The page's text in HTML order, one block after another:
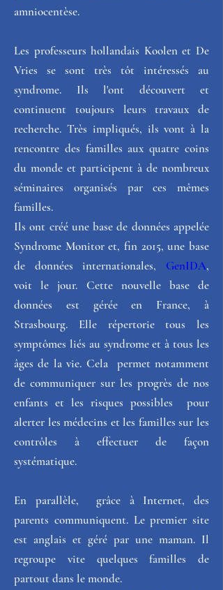
amniocentèse.
Les professeurs hollandais Koolen et De
Vries se sont très tôt intéressés au
syndrome. Ils l'ont découvert et
continuent toujours leurs travaux de
recherche. Très impliqués, ils vont à la
rencontre des familles aux quatre coins
du monde et participent à de nombreux
séminaires organisés par ces mêmes
familles.
Ils ont créé une base de données appelée
Syndrome Monitor et, fin 2015, une base
de données internationales, GenIDA,
voit le jour. Cette nouvelle base de
données est gérée en France, à
Strasbourg. Elle répertorie tous les
symptômes liés au syndrome et à tous les
âges de la vie. Cela  permet notamment
de communiquer sur les progrès de nos
enfants et les risques possibles  pour
alerter les médecins et les familles sur les
contrôles à effectuer de façon
systématique.
En parallèle,  grâce à Internet, des
parents communiquent. Le premier site
est anglais et géré par une maman. Il
regroupe vite quelques familles de
partout dans le monde.